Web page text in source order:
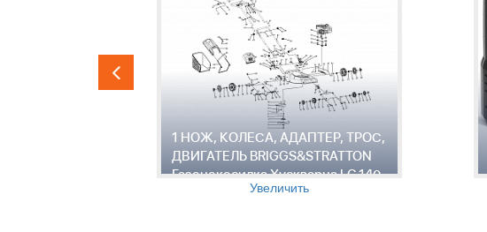
1 НОЖ, КОЛЕСА, АДАПТЕР, ТРОС,
ДВИГАТЕЛЬ BRIGGS&STRATTON
Газонокосилка Хускварна LC 140
967320001, 2015-01
Увеличить